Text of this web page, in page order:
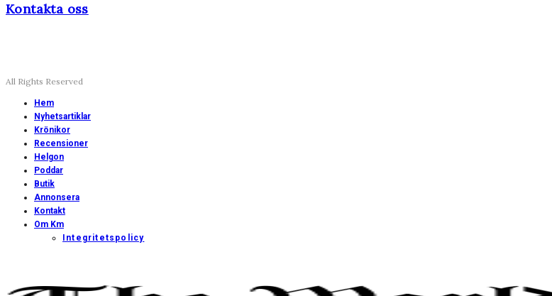
Kontakta oss
All Rights Reserved
Hem
Nyhetsartiklar
Krönikor
Recensioner
Helgon
Poddar
Butik
Annonsera
Kontakt
Om Km
Integritetspolicy